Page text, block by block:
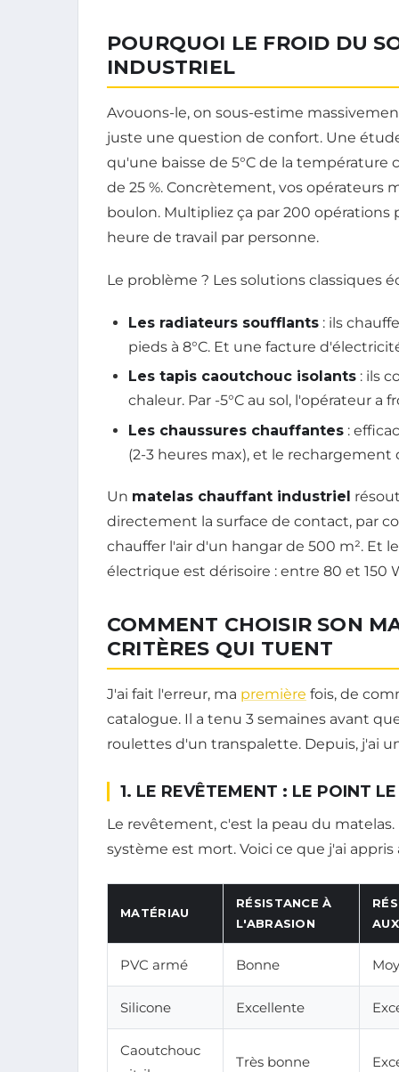
POURQUOI LE FROID DU
INDUSTRIEL
Avouons-le, on sous-estime
juste une question de confort. Une
qu'une baisse de 5°C de la
de 25 %. Concrètement, vos opérateurs
boulon. Multipliez ça par 200
heure de travail par personne.
Le problème ? Les solutions classiques
Les radiateurs soufflants : ils
pieds à 8°C. Et une facture
Les tapis caoutchouc isolants : ils
chaleur. Par -5°C au sol, l'opérateur a
Les chaussures chauffantes :
(2-3 heures max), et le
Un matelas chauffant industriel
directement la surface de contact, par
chauffer l'air d'un hangar de 500 m². Et
électrique est dérisoire : entre 80 et 150
COMMENT CHOISIR SON
CRITÈRES QUI TUENT
J'ai fait l'erreur, ma première fois, de
catalogue. Il a tenu 3 semaines avant
roulettes d'un transpalette. Depuis, j'ai
1. LE REVÊTEMENT : LE POINT
Le revêtement, c'est la peau du
système est mort. Voici ce que j'ai
MATÉRIAU
RÉSISTANCE À
L'ABRASION
PVC armé Bonne
Silicone Excellente
Caoutchouc
Très bonne